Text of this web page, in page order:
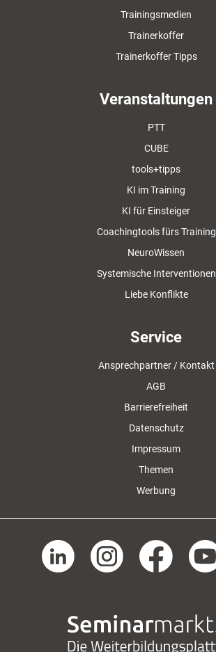
Trainingsmedien
Trainerkoffer
Trainerkoffer Tipps
Veranstaltungen
PTT
CUBE
tools+tipps
KI im Training
KI für Einsteiger
Coachingtools fürs Training
NeuroWissen
Systemische Interventionen
Liebe Konflikte
Service
Ansprechpartner / Kontakt
AGB
Barrierefreiheit
Datenschutz
Impressum
Themen
Werbung